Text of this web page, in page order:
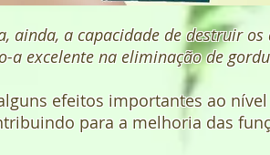
ainda, a capacidade de destruir os
a excelente na eliminação de
efeitos importantes ao
para a melhoria das